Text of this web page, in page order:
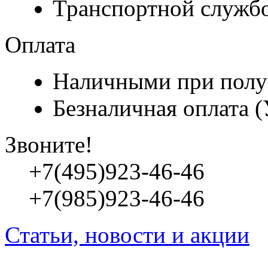
Транспортной
Оплата
Наличными при
Безналичная
Звоните!
+7(495)923-46-46
+7(985)923-46-46
Статьи, новости и акции